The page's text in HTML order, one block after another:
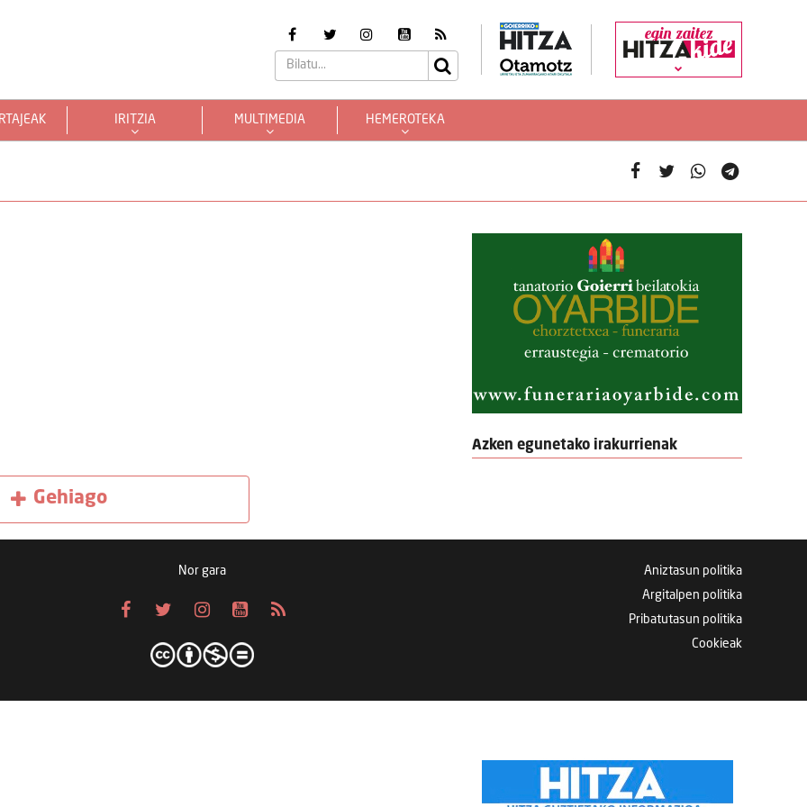
egin zaitez
IRITZIA MULTIMEDIA HEMEROTEKA
Gehiago
Azken egunetako irakurrienak
Nor gara
Aniztasun politika
Argitalpen politika
Pribatutasun politika
Cookieak